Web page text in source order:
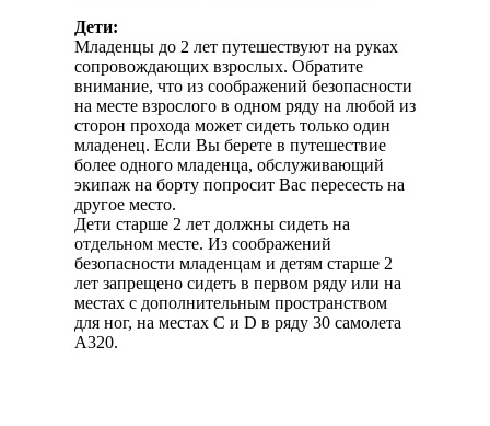
Дети:
Младенцы до 2 лет путешествуют на руках
сопровождающих взрослых. Обратите
внимание, что из соображений безопасности
на месте взрослого в одном ряду на любой из
сторон прохода может сидеть только один
младенец. Если Вы берете в путешествие
более одного младенца, обслуживающий
экипаж на борту попросит Вас пересесть на
другое место.
Дети старше 2 лет должны сидеть на
отдельном месте. Из соображений
безопасности младенцам и детям старше 2
лет запрещено сидеть в первом ряду или на
местах с дополнительным пространством
для ног, на местах C и D в ряду 30 самолета
А320.